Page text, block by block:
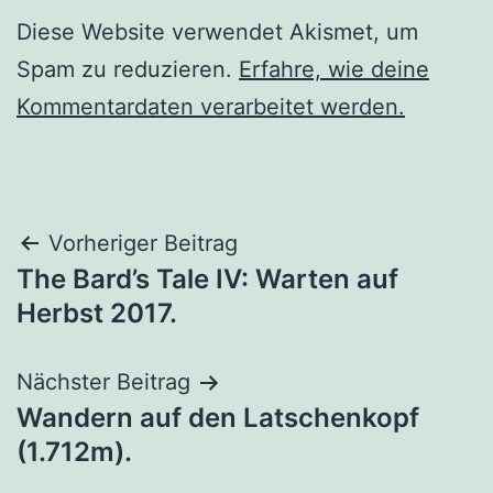
Diese Website verwendet Akismet, um
Spam zu reduzieren. Erfahre, wie deine
Kommentardaten verarbeitet werden.
Beitragsnavigation
Vorheriger Beitrag
The Bard’s Tale IV: Warten auf
Herbst 2017.
Nächster Beitrag
Wandern auf den Latschenkopf
(1.712m).